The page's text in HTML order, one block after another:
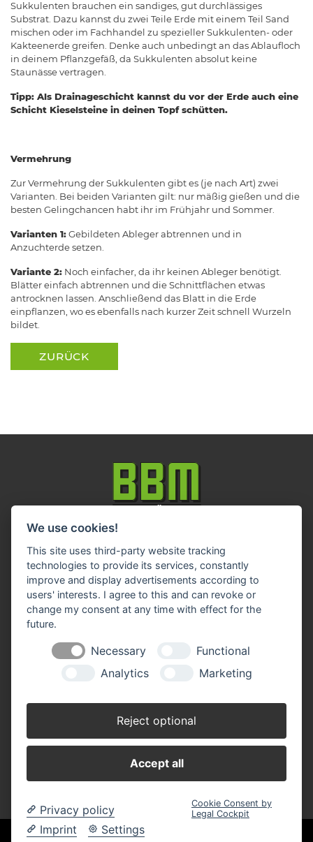
Sukkulenten brauchen ein sandiges, gut durchlässiges
Substrat. Dazu kannst du zwei Teile Erde mit einem Teil Sand
mischen oder im Fachhandel zu spezieller Sukkulenten- oder
Kakteenerde greifen. Denke auch unbedingt an das Ablaufloch
in deinem Pflanzgefäß, da Sukkulenten absolut keine
Staunässe vertragen.
Tipp: Als Drainageschicht kannst du vor der Erde auch eine
Schicht Kieselsteine in deinen Topf schütten.
Vermehrung
Zur Vermehrung der Sukkulenten gibt es (je nach Art) zwei
Varianten. Bei beiden Varianten gilt: nur mäßig gießen und die
besten Gelingchancen habt ihr im Frühjahr und Sommer.
Varianten 1:Gebildeten Ableger abtrennen und in
Anzuchterde setzen.
Variante 2: Noch einfacher, da ihr keinen Ableger benötigt.
Blätter einfach abtrennen und die Schnittflächen etwas
antrocknen lassen. Anschließend das Blatt in die Erde
einpflanzen, wo es ebenfalls nach kurzer Zeit schnell Wurzeln
bildet.
ZURÜCK
Impressum Datenschutz
Cookie-Einstellungen ändern
BBM Baumarkt Achim
Margarete-Steiff-Allee 1
Telefon: 04202 91 03 50
E-Mail:
achim(at)bbm-baumarkt.de
8.30 - 19.00 Uhr
Samstag:
8.30 - 18.00 Uhr
We use cookies!
This site uses third-party website tracking
technologies to provide its services, constantly
improve and display advertisements according to
users' interests. I agree to this and can revoke or
change my consent at any time with effect for the
future.
Necessary
Functional
Analytics
Marketing
Reject optional
Accept all
Privacy policy
Imprint
Settings
Cookie Consent by
Legal Cockpit